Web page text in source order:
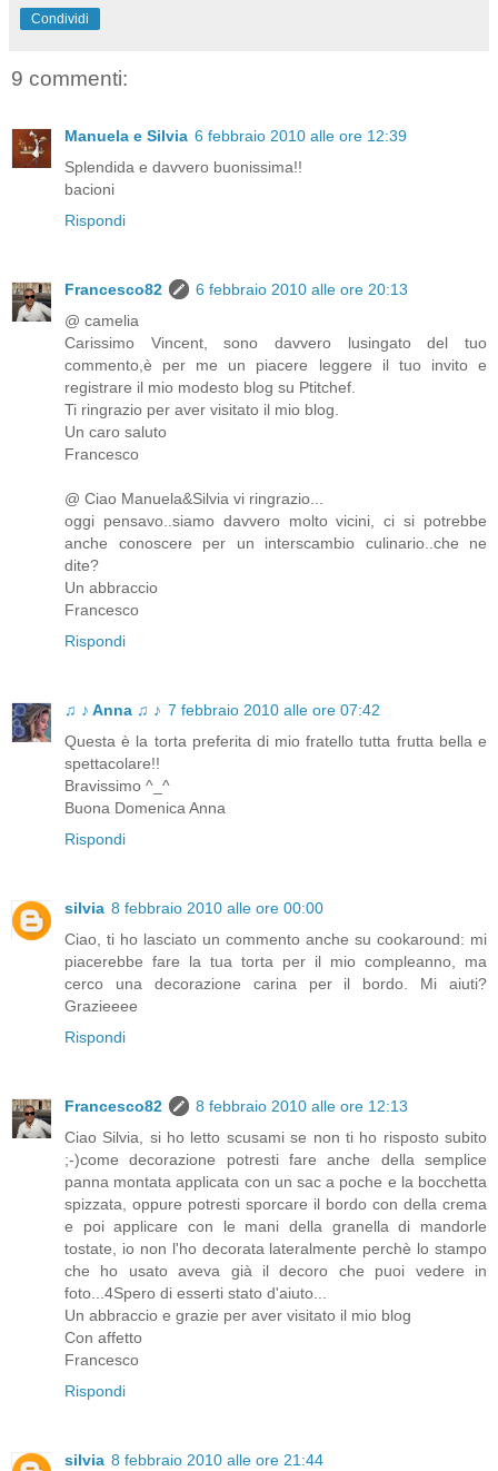
Condividi
9 commenti:
Manuela e Silvia 6 febbraio 2010 alle ore 12:39
Splendida e davvero buonissima!!
bacioni
Rispondi
Francesco82
6 febbraio 2010 alle ore 20:13
@ camelia
Carissimo Vincent, sono davvero lusingato del tuo
commento,è per me un piacere leggere il tuo invito e
registrare il mio modesto blog su Ptitchef.
Ti ringrazio per aver visitato il mio blog.
Un caro saluto
Francesco
@ Ciao Manuela&Silvia vi ringrazio...
oggi pensavo..siamo davvero molto vicini, ci si potrebbe
anche conoscere per un interscambio culinario..che ne
dite?
Un abbraccio
Francesco
Rispondi
♫ ♪ Anna ♫ ♪ 7 febbraio 2010 alle ore 07:42
Questa è la torta preferita di mio fratello tutta frutta bella e
spettacolare!!
Bravissimo ^_^
Buona Domenica Anna
Rispondi
silvia 8 febbraio 2010 alle ore 00:00
Ciao, ti ho lasciato un commento anche su cookaround: mi
piacerebbe fare la tua torta per il mio compleanno, ma
cerco una decorazione carina per il bordo. Mi aiuti?
Grazieeee
Rispondi
Francesco82
8 febbraio 2010 alle ore 12:13
Ciao Silvia, si ho letto scusami se non ti ho risposto subito
;-)come decorazione potresti fare anche della semplice
panna montata applicata con un sac a poche e la bocchetta
spizzata, oppure potresti sporcare il bordo con della crema
e poi applicare con le mani della granella di mandorle
tostate, io non l'ho decorata lateralmente perchè lo stampo
che ho usato aveva già il decoro che puoi vedere in
foto...4Spero di esserti stato d'aiuto...
Un abbraccio e grazie per aver visitato il mio blog
Con affetto
Francesco
Rispondi
silvia 8 febbraio 2010 alle ore 21:44